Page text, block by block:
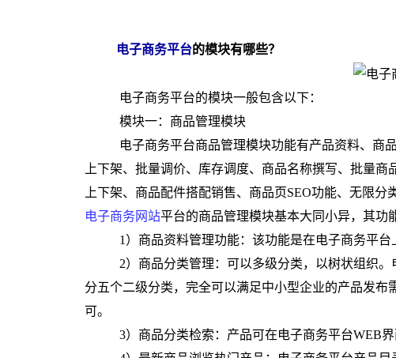
电子商务平台的模块有哪些？
电子商务平台的模块一般包含以下：
模块一：商品管理模块
电子商务平台商品管理模块功能有产品资料、商
上下架、批量调价、库存调度、商品名称撰写、批量
上下架、商品配件搭配销售、商品页SEO功能、无限
电子商务网站平台的商品管理模块基本大同小异，其功
1）商品资料管理功能：该功能是在电子商务平
2）商品分类管理：可以多级分类，以树状组织
分五个二级分类，完全可以满足中小型企业的产品发
可。
3）商品分类检索：产品可在电子商务平台WEB